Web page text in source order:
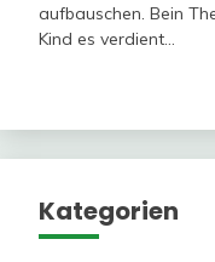
aufbauschen. Bein
Kind es verdient…
Kategorien